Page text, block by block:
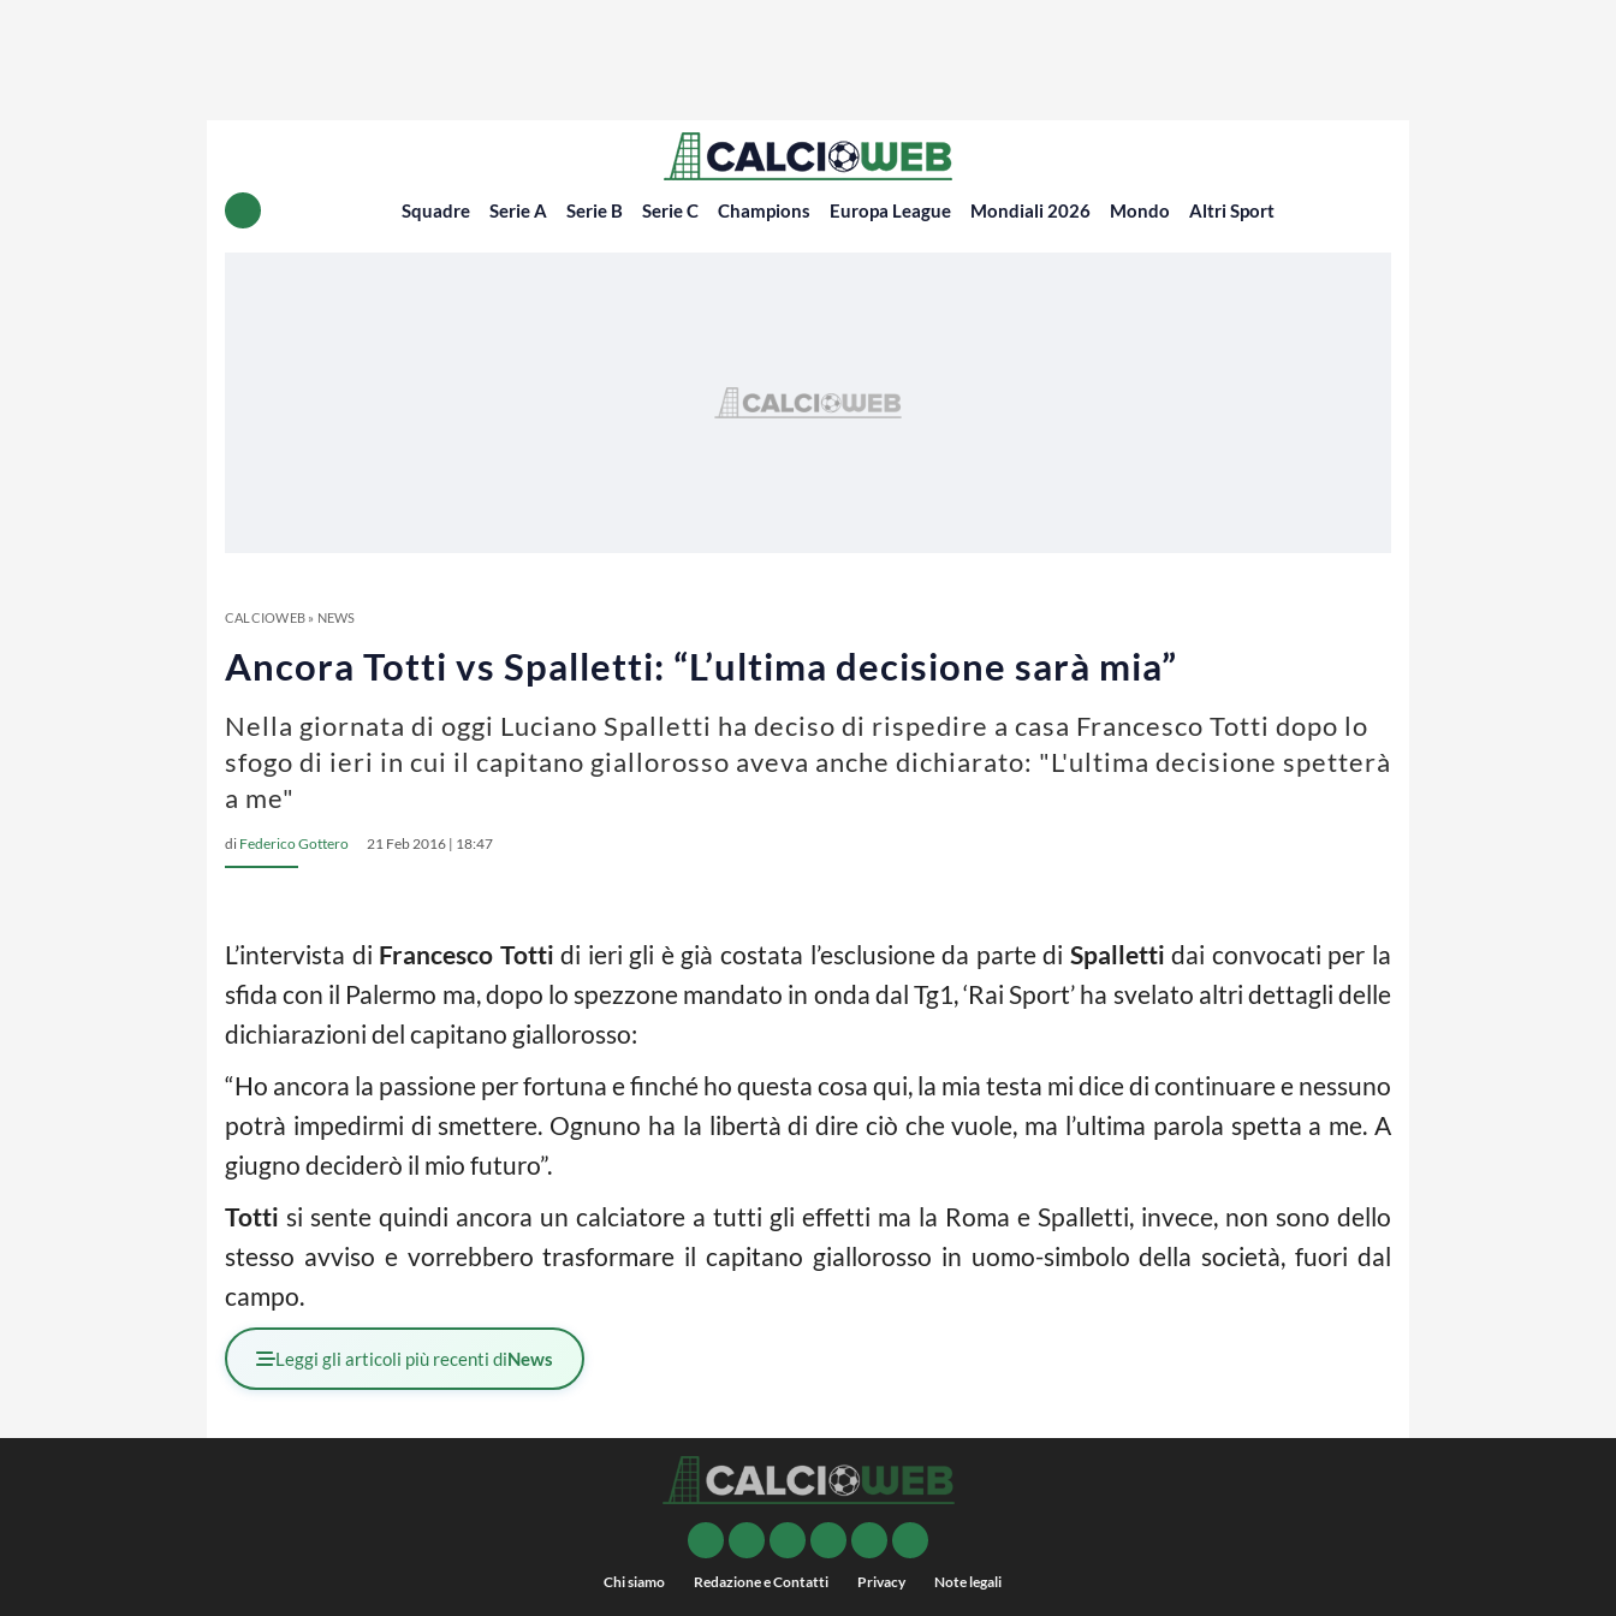
Squadre Serie A Serie B Serie C Champions Europa League Mondiali 2026 Mondo Altri Sport
CALCIOWEB» NEWS
Ancora Totti vs Spalletti: “L’ultima decisione sarà mia”
Nella giornata di oggi Luciano Spalletti ha deciso di rispedire a casa Francesco Totti dopo lo
sfogo di ieri in cui il capitano giallorosso aveva anche dichiarato: "L'ultima decisione spetterà
a me"
di Federico Gottero 21 Feb 2016 | 18:47
L’intervista di Francesco Totti di ieri gli è già costata l’esclusione da parte di Spalletti dai convocati per la
sfida con il Palermo ma, dopo lo spezzone mandato in onda dal Tg1, ‘Rai Sport’ ha svelato altri dettagli delle
dichiarazioni del capitano giallorosso:
“Ho ancora la passione per fortuna e finché ho questa cosa qui, la mia testa mi dice di continuare e nessuno
potrà impedirmi di smettere. Ognuno ha la libertà di dire ciò che vuole, ma l’ultima parola spetta a me. A
giugno deciderò il mio futuro”.
Totti si sente quindi ancora un calciatore a tutti gli effetti ma la Roma e Spalletti, invece, non sono dello
stesso avviso e vorrebbero trasformare il capitano giallorosso in uomo-simbolo della società, fuori dal
campo.
Leggi gli articoli più recenti diNews
Chi siamo Redazione e Contatti Privacy Note legali